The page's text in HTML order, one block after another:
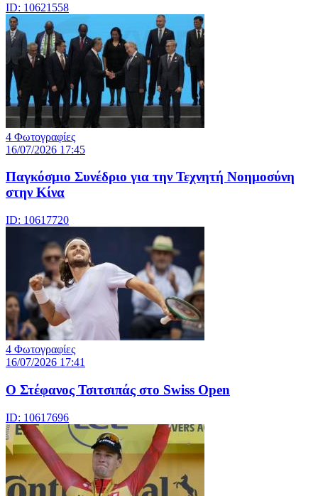
ID: 10621558
4 Φωτογραφίες
16/07/2026 17:45
Παγκόσμιο Συνέδριο για την Τεχνητή Νοημοσύνη
στην Κίνα
ID: 10617720
4 Φωτογραφίες
16/07/2026 17:41
Ο Στέφανος Τσιτσιπάς στο Swiss Open
ID: 10617696